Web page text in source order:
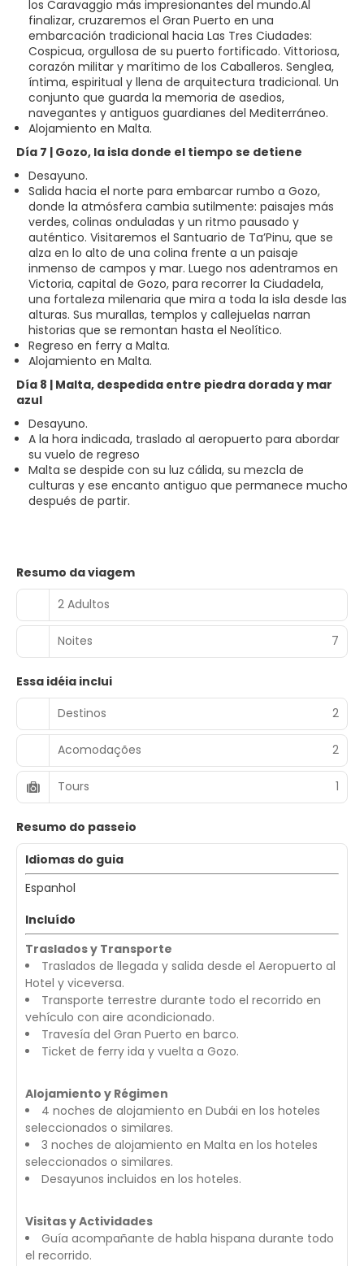
los Caravaggio más impresionantes del mundo.Al
finalizar, cruzaremos el Gran Puerto en una
embarcación tradicional hacia Las Tres Ciudades:
Cospicua, orgullosa de su puerto fortificado. Vittoriosa,
corazón militar y marítimo de los Caballeros. Senglea,
íntima, espiritual y llena de arquitectura tradicional. Un
conjunto que guarda la memoria de asedios,
navegantes y antiguos guardianes del Mediterráneo.
Alojamiento en Malta.
Día 7 | Gozo, la isla donde el tiempo se detiene
Desayuno.
Salida hacia el norte para embarcar rumbo a Gozo,
donde la atmósfera cambia sutilmente: paisajes más
verdes, colinas onduladas y un ritmo pausado y
auténtico. Visitaremos el Santuario de Ta’Pinu, que se
alza en lo alto de una colina frente a un paisaje
inmenso de campos y mar. Luego nos adentramos en
Victoria, capital de Gozo, para recorrer la Ciudadela,
una fortaleza milenaria que mira a toda la isla desde las
alturas. Sus murallas, templos y callejuelas narran
historias que se remontan hasta el Neolítico.
Regreso en ferry a Malta.
Alojamiento en Malta.
Día 8 | Malta, despedida entre piedra dorada y mar
azul
Desayuno.
A la hora indicada, traslado al aeropuerto para abordar
su vuelo de regreso
Malta se despide con su luz cálida, su mezcla de
culturas y ese encanto antiguo que permanece mucho
después de partir.
Resumo da viagem
2 Adultos
Noites 7
Essa idéia inclui
Destinos
2
Acomodações 2
Tours 1
Resumo do passeio
Idiomas do guia
Espanhol
Incluído
Traslados y Transporte
Traslados de llegada y salida desde el Aeropuerto al
Hotel y viceversa.
Transporte terrestre durante todo el recorrido en
vehículo con aire acondicionado.
Travesía del Gran Puerto en barco.
Ticket de ferry ida y vuelta a Gozo.
Alojamiento y Régimen
4 noches de alojamiento en Dubái en los hoteles
seleccionados o similares.
3 noches de alojamiento en Malta en los hoteles
seleccionados o similares.
Desayunos incluidos en los hoteles.
Visitas y Actividades
Guía acompañante de habla hispana durante todo
el recorrido.